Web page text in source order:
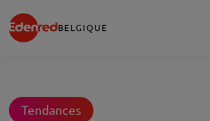
BELGIQUE
Tendances